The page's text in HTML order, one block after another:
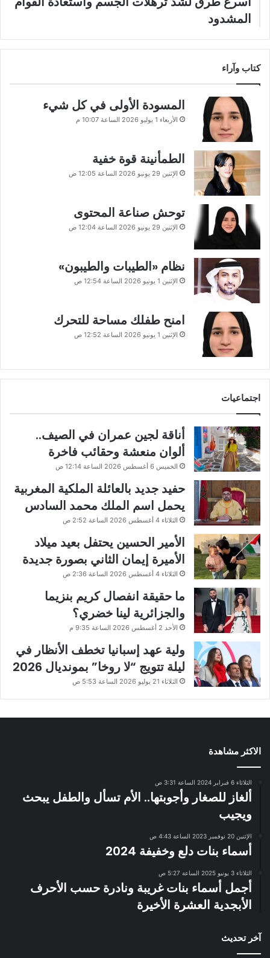
المشدود
كتاب وآراء
المسودة الأولى في كل شيء
الأربعاء 1 يوليو 2026 الساعة 10:07 م
الطمأنينة قوة خفية
الإثنين 29 يونيو 2026 الساعة 12:05 ص
توحش صناعة المحتوى
الإثنين 29 يونيو 2026 الساعة 12:04 ص
نظام «الطيبات والطيبون»
الإثنين 1 يونيو 2026 الساعة 12:54 ص
امنح طفلك مساحة للتحرك
الإثنين 1 يونيو 2026 الساعة 12:52 ص
اجتماعيات
أناقة لجين عمران في الصيف..
ألوان منعشة وحقائب فاخرة
الخميس 6 أغسطس 2026 الساعة 12:14 ص
حفيد جديد بالعائلة الملكية المغربية
يحمل اسم الملك محمد السادس
الثلاثاء 4 أغسطس 2026 الساعة 2:52 ص
الأمير الحسين يحتفل بعيد ميلاد
الأميرة إيمان الثاني بصورة جديدة
الثلاثاء 4 أغسطس 2026 الساعة 2:36 ص
ما حقيقة انفصال كريم بنزيما
والجزائرية لينا خضري؟
الأحد 2 أغسطس 2026 الساعة 9:35 م
ولية عهد إسبانيا تخطف الأنظار في
ليلة تتويج “لا روخا” بمونديال 2026
الثلاثاء 21 يوليو 2026 الساعة 5:53 ص
الاكثر مشاهدة
الثلاثاء 6 فبراير 2024 الساعة 3:31 ص
ألغاز للصغار وأجوبتها.. الأم تسأل والطفل يبحث
ويجيب
الإثنين 20 نوفمبر 2023 الساعة 4:43 ص
أسماء بنات دلع وخفيفة 2024
الثلاثاء 3 يونيو 2025 الساعة 5:27 ص
أجمل أسماء بنات غريبة ونادرة حسب الأحرف
الأبجدية العشرة الأخيرة
آخر تحديث